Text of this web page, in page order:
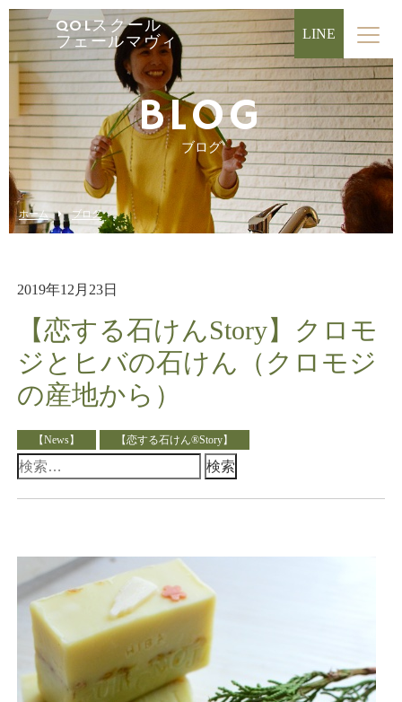
QOLスクール
フェールマヴィ
LINE
BLOG
ブログ
ホーム ブログ
2019年12月23日
【恋する石けんStory】クロモ
ジとヒバの石けん（クロモジ
の産地から）
【News】 【恋する石けん®Story】
検